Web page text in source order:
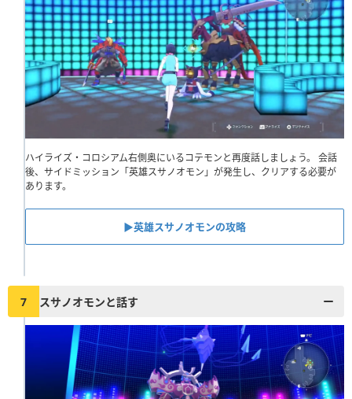
ハイライズ・コロシアム右側奥にいるコテモンと再度話しましょう。 会話
後、サイドミッション「英雄スサノオモン」が発生し、クリアする必要が
あります。
▶︎英雄スサノオモンの攻略
7 スサノオモンと話す